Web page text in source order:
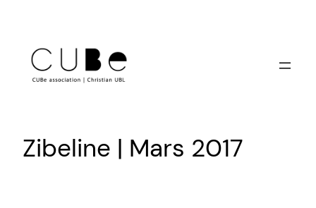
contenu
Zibeline | Mars 2017